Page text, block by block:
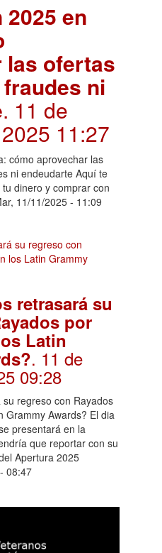
2025 en
las ofertas
ni
. 11 de
11:27
cómo aprovechar las
ni endeudarte Aquí te
dinero y comprar con
11/11/2025 - 11:09
retrasará su
por
Latin
. 11 de
09:28
regreso con Rayados
Grammy Awards? El dia
presentará en la
que reportar con su
Apertura 2025
08:47